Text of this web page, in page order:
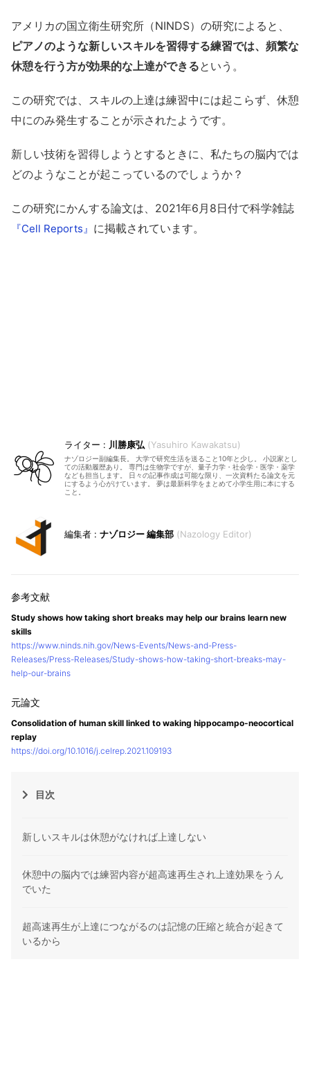
アメリカの国立衛生研究所（NINDS）の研究によると、
ピアノのような新しいスキルを習得する練習では、頻繁な
休憩を行う方が効果的な上達ができるという。
この研究では、スキルの上達は練習中には起こらず、休憩
中にのみ発生することが示されたようです。
新しい技術を習得しようとするときに、私たちの脳内では
どのようなことが起こっているのでしょうか？
この研究にかんする論文は、2021年6月8日付で科学雑誌
『Cell Reports』 に掲載されています。
川勝康弘 Yasuhiro Kawakatsu
ナゾロジー副編集長。 大学で研究生活を送ること10年と少し。 小説家とし
ての活動履歴あり。 専門は生物学ですが、量子力学・社会学・医学・薬学
なども担当します。 日々の記事作成は可能な限り、一次資料たる論文を元
にするよう心がけています。 夢は最新科学をまとめて小学生用に本にする
こと。
ナゾロジー 編集部 Nazology Editor
Study shows how taking short breaks may help our brains learn new
skills
https://www.ninds.nih.gov/News-Events/News-and-Press-
Releases/Press-Releases/Study-shows-how-taking-short-breaks-may-
help-our-brains
Consolidation of human skill linked to waking hippocampo-neocortical
replay
https://doi.org/10.1016/j.celrep.2021.109193
目次
新しいスキルは休憩がなければ上達しない
休憩中の脳内では練習内容が超高速再生され上達効果をうん
でいた
超高速再生が上達につながるのは記憶の圧縮と統合が起きて
いるから